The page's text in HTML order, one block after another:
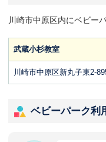
川崎市中原区内にベビー
武蔵小杉教室
川崎市中原区新丸子東2-
ベビーパーク利